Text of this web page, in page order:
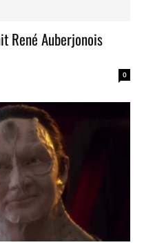
René Auberjonois
0